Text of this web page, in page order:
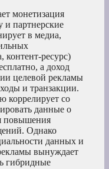
монетизация
и партнерские
в медиа,
ресурс)
а доход
целевой рекламы
и транзакции.
коррелирует со
данные о
повышения
Однако
данных и
вынуждает
гибридные